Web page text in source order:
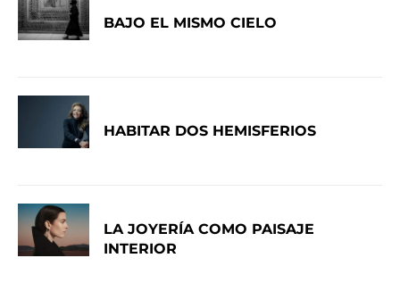
BAJO EL MISMO CIELO
HABITAR DOS HEMISFERIOS
LA JOYERÍA COMO PAISAJE
INTERIOR